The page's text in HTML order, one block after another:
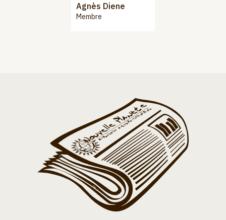
Agnès Diene
Membre